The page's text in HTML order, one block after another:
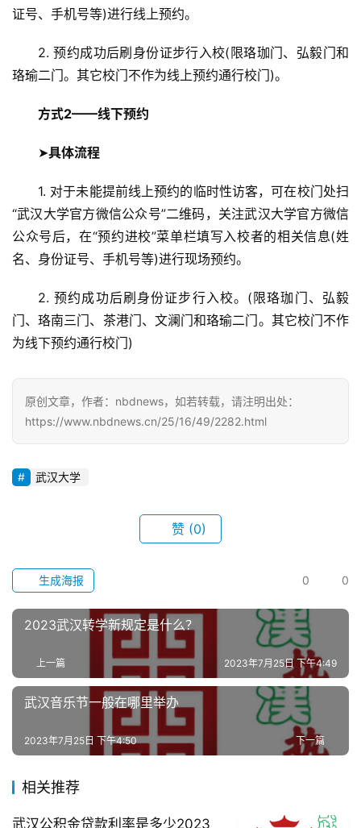
首
页
武
汉
旅
游
生
科
证号、手机号等)进行线上预约。
2. 预约成功后刷身份证步行入校(限珞珈门、弘毅门和
珞瑜二门。其它校门不作为线上预约通行校门)。
方式2——线下预约
➤具体流程
1. 对于未能提前线上预约的临时性访客，可在校门处扫
“武汉大学官方微信公众号”二维码，关注武汉大学官方微信
公众号后，在“预约进校”菜单栏填写入校者的相关信息(姓
名、身份证号、手机号等)进行现场预约。
2. 预约成功后刷身份证步行入校。(限珞珈门、弘毅
门、珞南三门、茶港门、文澜门和珞瑜二门。其它校门不作
为线下预约通行校门)
原创文章，作者：nbdnews，如若转载，请注明出处：
https://www.nbdnews.cn/25/16/49/2282.html
武汉大学
赞 (0)
0 0
生成海报
2023武汉转学新规定是什么？
上一篇 2023年7月25日 下午4:49
武汉音乐节一般在哪里举办
下一篇
2023年7月25日 下午4:50
相关推荐
武汉公积金贷款利率是多少2023